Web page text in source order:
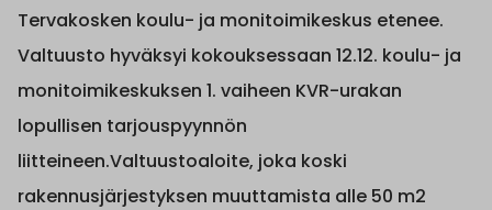
Tervakosken koulu- ja monitoimikeskus etenee.
Valtuusto hyväksyi kokouksessaan 12.12. koulu- ja
monitoimikeskuksen 1. vaiheen KVR-urakan
lopullisen tarjouspyynnön
liitteineen.Valtuustoaloite, joka koski
rakennusjärjestyksen muuttamista alle 50 m2